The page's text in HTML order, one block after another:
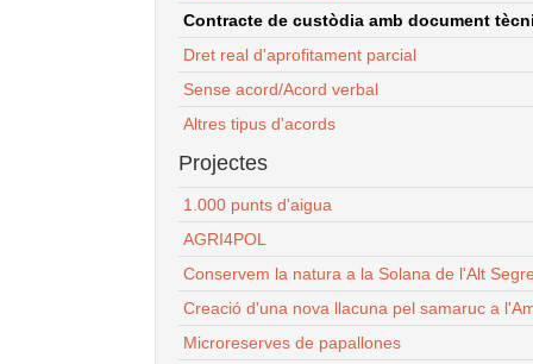
Contracte de custòdia amb document
Dret real d'aprofitament parcial
Sense acord/Acord verbal
Altres tipus d'acords
Projectes
1.000 punts d'aigua
AGRI4POL
Conservem la natura a la Solana de l'Alt
Creació d'una nova llacuna pel samaruc a
Microreserves de papallones